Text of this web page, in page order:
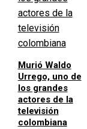
Murió Waldo
Urrego, uno de
los grandes
actores de la
televisión
colombiana